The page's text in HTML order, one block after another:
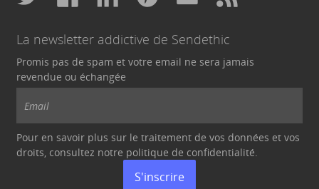
La newsletter addictive de Sendethic
Promis pas de spam et votre email ne sera jamais
revendue ou échangée
Pour en savoir plus sur le traitement de vos données et vos
droits, consultez notre politique de confidentialité.
S'inscrire